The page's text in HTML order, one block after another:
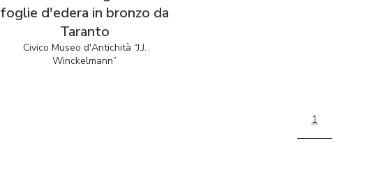
foglie d'edera in bronzo da
Taranto
Civico Museo d'Antichità “J.J.
Winckelmann”
1